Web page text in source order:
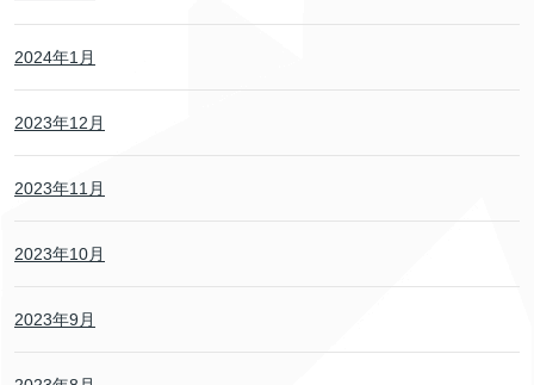
2024年1月
2023年12月
2023年11月
2023年10月
2023年9月